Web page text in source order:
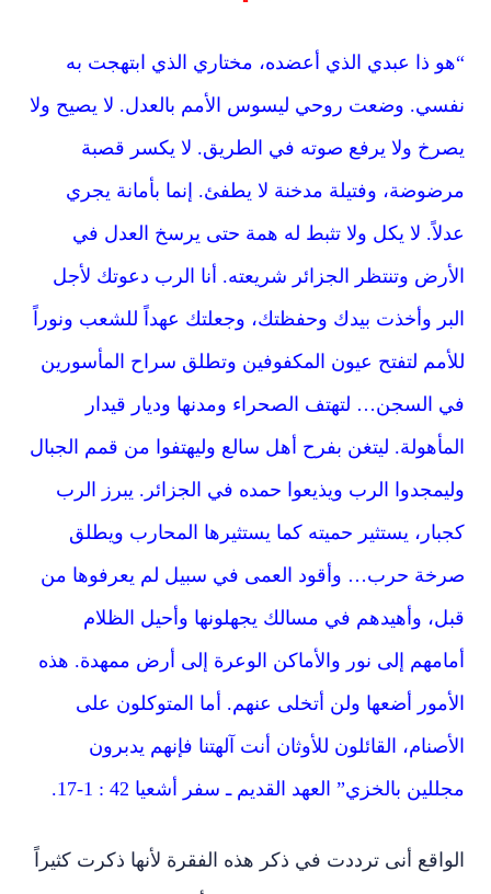
“هو ذا عبدي الذي أعضده، مختاري الذي ابتهجت به
نفسي. وضعت روحي ليسوس الأمم بالعدل. لا يصيح ولا
يصرخ ولا يرفع صوته في الطريق. لا يكسر قصبة
مرضوضة، وفتيلة مدخنة لا يطفئ. إنما بأمانة يجري
عدلاً. لا يكل ولا تثبط له همة حتى يرسخ العدل في
الأرض وتنتظر الجزائر شريعته. أنا الرب دعوتك لأجل
البر وأخذت بيدك وحفظتك، وجعلتك عهداً للشعب ونوراً
للأمم لتفتح عيون المكفوفين وتطلق سراح المأسورين
في السجن… لتهتف الصحراء ومدنها وديار قيدار
المأهولة. ليتغن بفرح أهل سالع وليهتفوا من قمم الجبال
وليمجدوا الرب ويذيعوا حمده في الجزائر. يبرز الرب
كجبار، يستثير حميته كما يستثيرها المحارب ويطلق
صرخة حرب… وأقود العمى في سبيل لم يعرفوها من
قبل، وأهيدهم في مسالك يجهلونها وأحيل الظلام
أمامهم إلى نور والأماكن الوعرة إلى أرض ممهدة. هذه
الأمور أضعها ولن أتخلى عنهم. أما المتوكلون على
الأصنام، القائلون للأوثان أنت آلهتنا فإنهم يدبرون
مجللين بالخزي” العهد القديم ـ سفر أشعيا 42 : 1-17.
الواقع أنى ترددت في ذكر هذه الفقرة لأنها ذكرت كثيراً